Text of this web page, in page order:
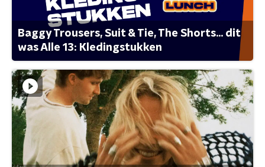
Baggy Trousers, Suit & Tie, The Shorts... dit
was Alle 13: Kledingstukken